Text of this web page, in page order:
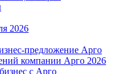
2026
предложение Арго
компании Арго 2026
с Арго